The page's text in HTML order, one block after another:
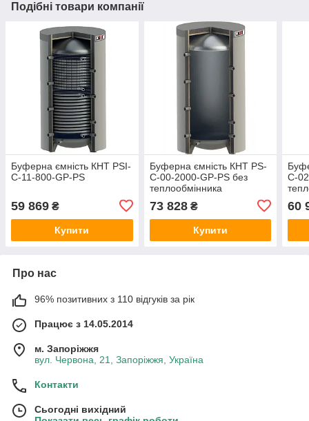
Подібні товари компанії
Буферна ємність КНТ PSІ-
C-11-800-GP-PS
59 869 ₴
Купити
Буферна ємність КНТ PS-
C-00-2000-GP-PS без
теплообмінника
73 828₴
Купити
C-
60
Про нас
96% позитивних з 110 відгуків за рік
Працює з 14.05.2014
м. Запоріжжя
вул. Червона, 21, Запоріжжя, Україна
Контакти
Сьогодні вихідний